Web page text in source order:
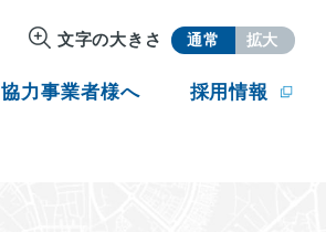
文字の大きさ 通常 拡大
協力事業者様へ 採用情報